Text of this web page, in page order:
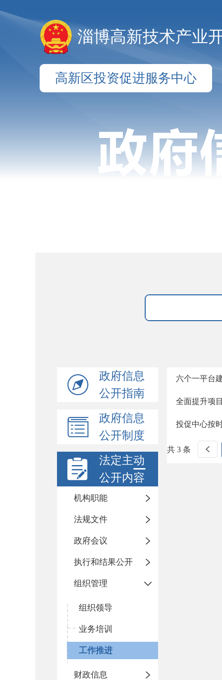
淄博高新技术产业
高新区投资促进服务中心
政府信息
公开指南
政府信息
公开制度
法定主动
公开内容
机构职能
法规文件
政府会议
执行和结果公开
组织管理
组织领导
业务培训
工作推进
财政信息
六个一平台
全面提升项
投促中心按
共 3 条